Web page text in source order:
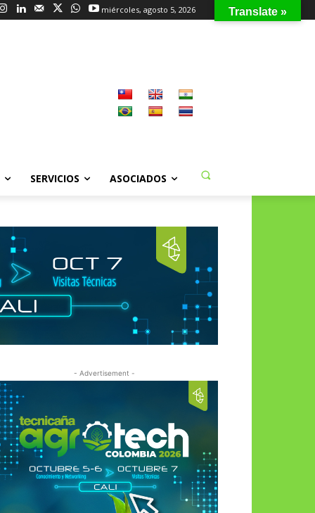
miércoles, agosto 5, 2026
SERVICIOS ASOCIADOS
- Advertisement -
Translate »